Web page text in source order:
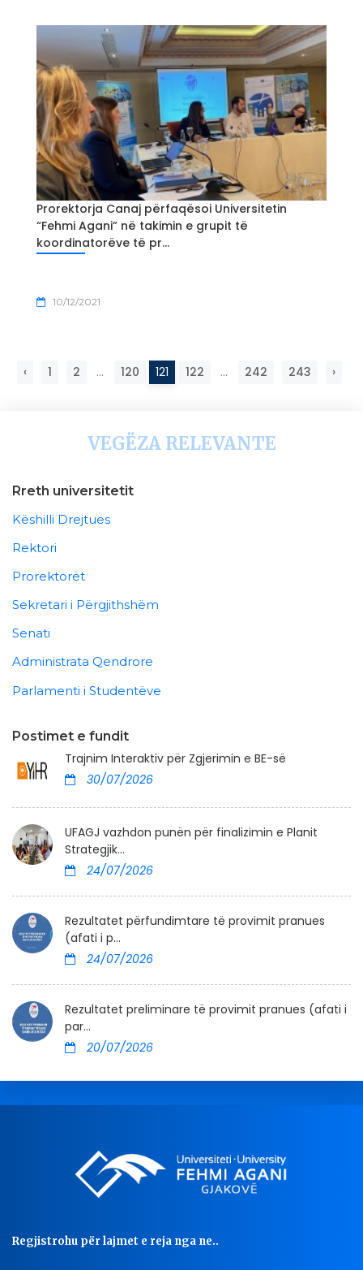
Prorektorja Canaj përfaqësoi Universitetin
“Fehmi Agani” në takimin e grupit të
koordinatorëve të pr...
10/12/2021
‹ 1 2 ... 120 121 122 ... 242 243 ›
VEGËZA RELEVANTE
Rreth universitetit
Këshilli Drejtues
Rektori
Prorektorët
Sekretari i Përgjithshëm
Senati
Administrata Qendrore
Parlamenti i Studentëve
Postimet e fundit
Trajnim Interaktiv për Zgjerimin e BE-së
30/07/2026
UFAGJ vazhdon punën për finalizimin e Planit
Strategjik...
24/07/2026
Rezultatet përfundimtare të provimit pranues
(afati i p...
24/07/2026
Rezultatet preliminare të provimit pranues (afati i
par...
20/07/2026
Regjistrohu për lajmet e reja nga ne..